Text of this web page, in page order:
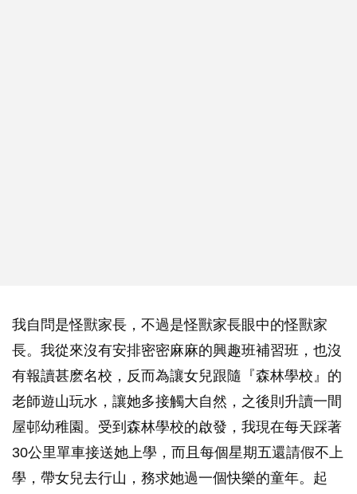
我自問是怪獸家長，不過是怪獸家長眼中的怪獸家
長。我從來沒有安排密密麻麻的興趣班補習班，也沒
有報讀甚麽名校，反而為讓女兒跟隨『森林學校』的
老師遊山玩水，讓她多接觸大自然，之後則升讀一間
屋邨幼稚園。受到森林學校的啟發，我現在每天踩著
30公里單車接送她上學，而且每個星期五還請假不上
學，帶女兒去行山，務求她過一個快樂的童年。起